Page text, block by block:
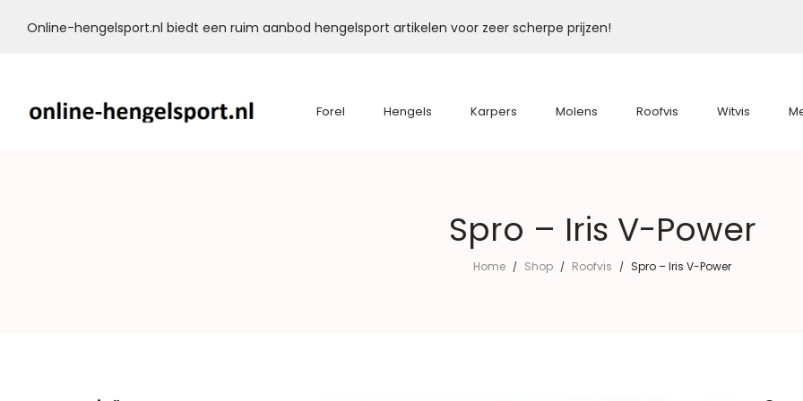
Online-hengelsport.nl biedt een ruim aanbod hengelsport artikelen voor zeer scherpe prijzen!
Forel Hengels Karpers Molens Roofvis Witvis
Spro – Iris V-Power
Home / Shop / Roofvis / Spro – Iris V-Power